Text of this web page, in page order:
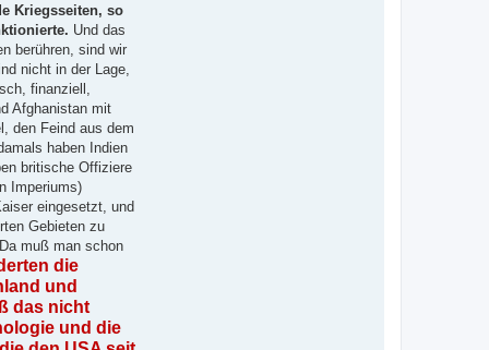
Kriegsseiten, so
Und das
berühren, sind wir
nicht in der Lage,
finanziell,
Afghanistan mit
den Feind aus dem
haben Indien
britische Offiziere
Imperiums)
eingesetzt, und
Gebieten zu
muß man schon
die
und
das nicht
und die